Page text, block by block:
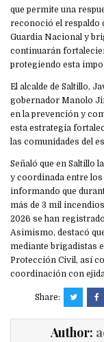
que permite una
reconoció el respaldo
Guardia Nacional y
continuarán
protegiendo esta
El alcalde de Saltillo,
gobernador Manolo
en la prevención y
esta estrategia
las comunidades del
Señaló que en Saltillo
y coordinada entre
informando que
más de 3 mil
2026 se han
Asimismo, destacó
mediante brigadistas
Protección Civil, así
coordinación con
Share:
Author: